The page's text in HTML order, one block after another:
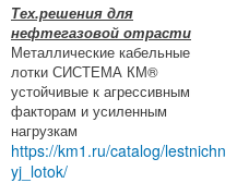
Тех.решения для
нефтегазовой отрасти
Металлические кабельные
лотки СИСТЕМА КМ®
устойчивые к агрессивным
факторам и усиленным
нагрузкам
https://km1.ru/catalog/lestnichn
yj_lotok/